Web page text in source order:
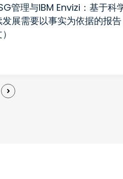
管理与IBM Envizi：基于科
发展需要以事实为依据的报